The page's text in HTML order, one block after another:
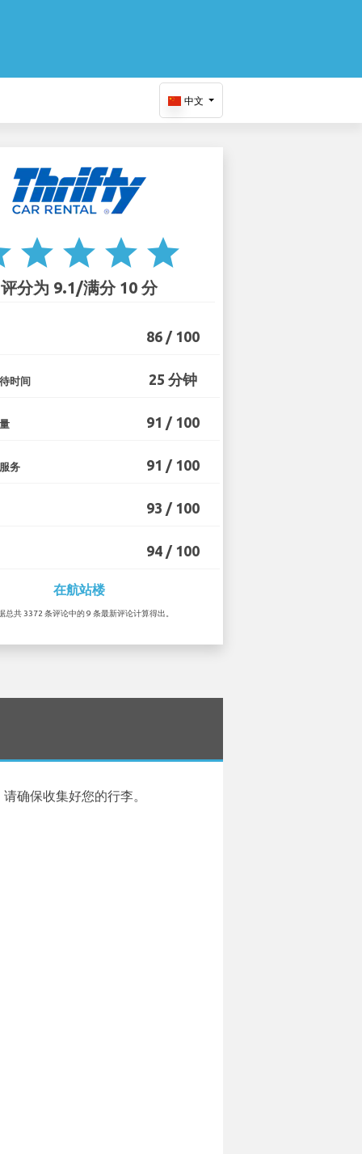
中文
star star star star
评分为 9.1/满分 10 分
86 / 100
时间 25 分钟
91 / 100
务 91 / 100
93 / 100
94 / 100
在航站楼
总共 3372 条评论中的 9 条最新评论计算得出。
确保收集好您的行李。